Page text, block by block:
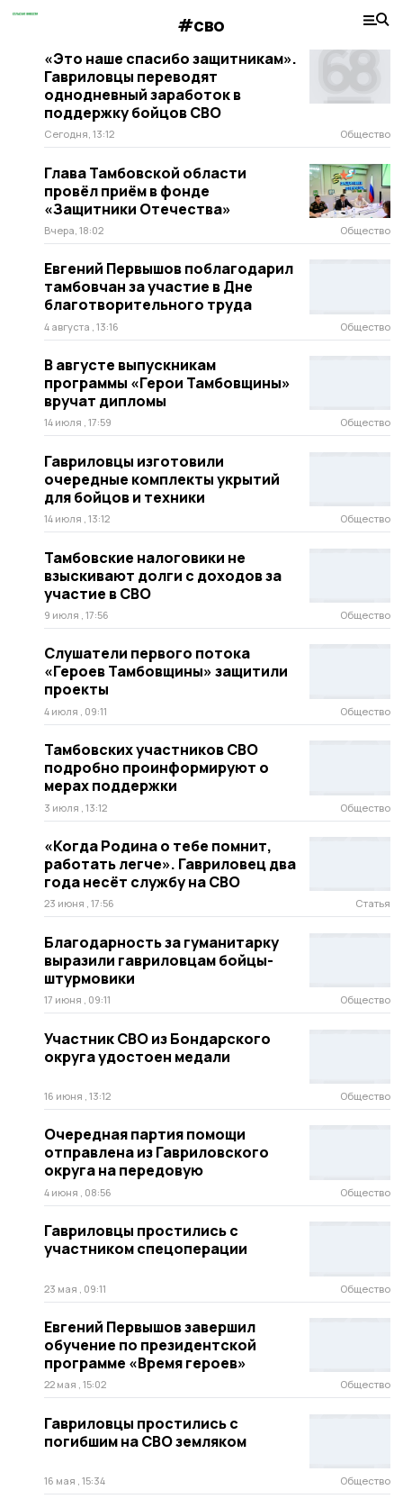
#сво
«Это наше спасибо защитникам».
Гавриловцы переводят
однодневный заработок в
поддержку бойцов СВО
Сегодня, 13:12 Общество
Глава Тамбовской области
провёл приём в фонде
«Защитники Отечества»
Вчера, 18:02 Общество
Евгений Первышов поблагодарил
тамбовчан за участие в Дне
благотворительного труда
4 августа , 13:16 Общество
В августе выпускникам
программы «Герои Тамбовщины»
вручат дипломы
14 июля , 17:59 Общество
Гавриловцы изготовили
очередные комплекты укрытий
для бойцов и техники
14 июля , 13:12 Общество
Тамбовские налоговики не
взыскивают долги с доходов за
участие в СВО
9 июля , 17:56 Общество
Слушатели первого потока
«Героев Тамбовщины» защитили
проекты
4 июля , 09:11 Общество
Тамбовских участников СВО
подробно проинформируют о
мерах поддержки
3 июля , 13:12 Общество
«Когда Родина о тебе помнит,
работать легче». Гавриловец два
года несёт службу на СВО
23 июня , 17:56 Статья
Благодарность за гуманитарку
выразили гавриловцам бойцы-
штурмовики
17 июня , 09:11 Общество
Участник СВО из Бондарского
округа удостоен медали
16 июня , 13:12 Общество
Очередная партия помощи
отправлена из Гавриловского
округа на передовую
4 июня , 08:56 Общество
Гавриловцы простились с
участником спецоперации
23 мая , 09:11 Общество
Евгений Первышов завершил
обучение по президентской
программе «Время героев»
22 мая , 15:02 Общество
Гавриловцы простились с
погибшим на СВО земляком
16 мая , 15:34 Общество